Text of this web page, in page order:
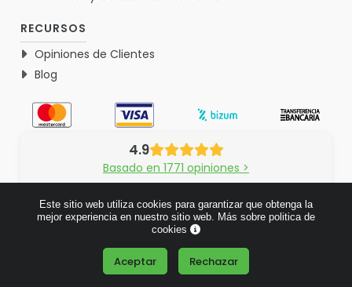
RECURSOS
Opiniones de Clientes
Blog
4.9
Basado en 1771 opiniones >
© 2026 Verdementa.es - Todos los derechos reservados.
Este sitio web utiliza cookies para garantizar que obtenga la
mejor experiencia en nuestro sitio web. Más sobre politica de
cookies
Aceptar Rechazar